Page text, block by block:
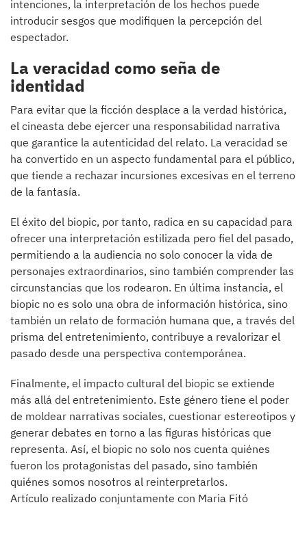
intenciones, la interpretación de los hechos puede
introducir sesgos que modifiquen la percepción del
espectador.
La veracidad como seña de
identidad
Para evitar que la ficción desplace a la verdad histórica,
el cineasta debe ejercer una responsabilidad narrativa
que garantice la autenticidad del relato. La veracidad se
ha convertido en un aspecto fundamental para el público,
que tiende a rechazar incursiones excesivas en el terreno
de la fantasía.
El éxito del biopic, por tanto, radica en su capacidad para
ofrecer una interpretación estilizada pero fiel del pasado,
permitiendo a la audiencia no solo conocer la vida de
personajes extraordinarios, sino también comprender las
circunstancias que los rodearon. En última instancia, el
biopic no es solo una obra de información histórica, sino
también un relato de formación humana que, a través del
prisma del entretenimiento, contribuye a revalorizar el
pasado desde una perspectiva contemporánea.
Finalmente, el impacto cultural del biopic se extiende
más allá del entretenimiento. Este género tiene el poder
de moldear narrativas sociales, cuestionar estereotipos y
generar debates en torno a las figuras históricas que
representa. Así, el biopic no solo nos cuenta quiénes
fueron los protagonistas del pasado, sino también
quiénes somos nosotros al reinterpretarlos.
Artículo realizado conjuntamente con Maria Fitó